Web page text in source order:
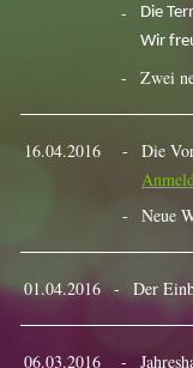
-
Die
Wir
- Zwei
16.04.2016 -
Die
-
Neue
01.04.2016 - Der
06.03.2016 -